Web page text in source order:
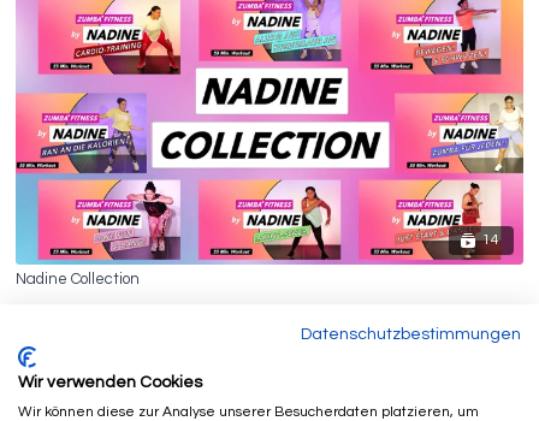
14
Nadine Collection
Datenschutzbestimmungen
Wir verwenden Cookies
Wir können diese zur Analyse unserer Besucherdaten platzieren, um